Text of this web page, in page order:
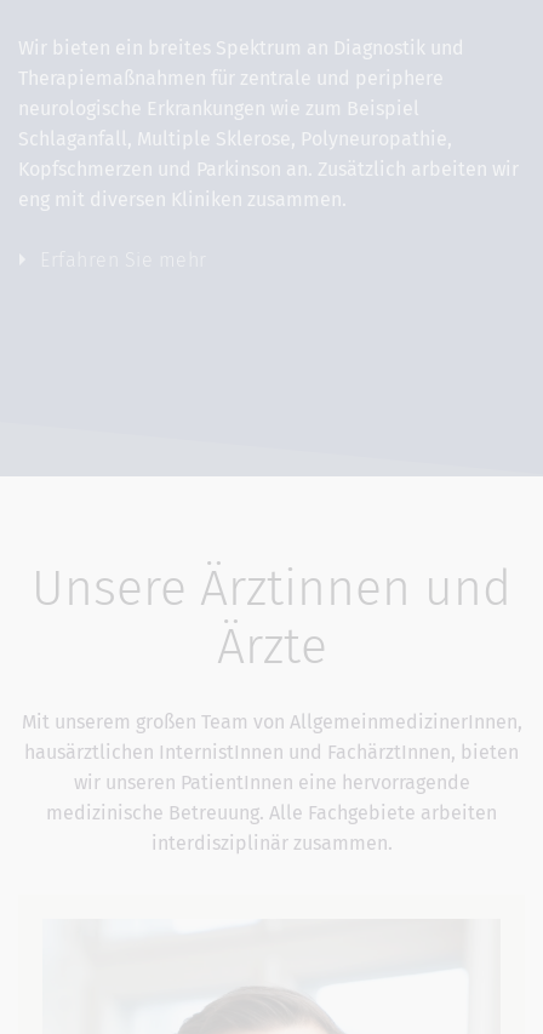
Wir bieten ein breites Spektrum an Diagnostik und
Therapiemaßnahmen für zentrale und periphere
neurologische Erkrankungen wie zum Beispiel
Schlaganfall, Multiple Sklerose, Polyneuropathie,
Kopfschmerzen und Parkinson an. Zusätzlich arbeiten wir
eng mit diversen Kliniken zusammen.
Unsere Ärztinnen und
Ärzte
Mit unserem großen Team von AllgemeinmedizinerInnen,
hausärztlichen InternistInnen und FachärztInnen, bieten
wir unseren PatientInnen eine hervorragende
medizinische Betreuung. Alle Fachgebiete arbeiten
interdisziplinär zusammen.